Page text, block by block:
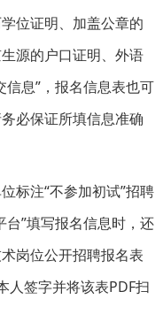
位证明、加盖公章的
源的户口证明、外语
息”，报名信息表也可
必保证所填信息准确
标注“不参加初试”招聘
台”填写报名信息时，还
岗位公开招聘报名表
人签字并将该表PDF扫